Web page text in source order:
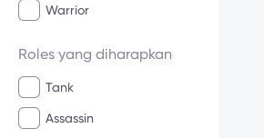
Warrior
Roles yang diharapkan
Tank
Assassin